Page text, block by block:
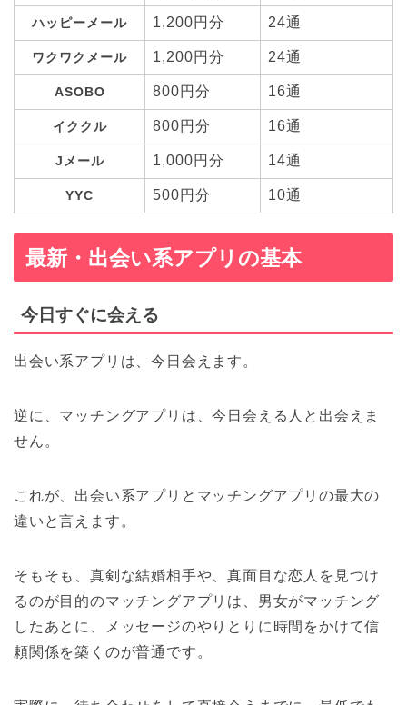
ハッピーメール 1,200円分 24通
ワクワクメール 1,200円分 24通
ASOBO 800円分 16通
イククル 800円分 16通
Jメール 1,000円分 14通
YYC 500円分 10通
最新・出会い系アプリの基本
今日すぐに会える
出会い系アプリは、今日会えます。
逆に、マッチングアプリは、今日会える人と出会えま
せん。
これが、出会い系アプリとマッチングアプリの最大の
違いと言えます。
そもそも、真剣な結婚相手や、真面目な恋人を見つけ
るのが目的のマッチングアプリは、男女がマッチング
したあとに、メッセージのやりとりに時間をかけて信
頼関係を築くのが普通です。